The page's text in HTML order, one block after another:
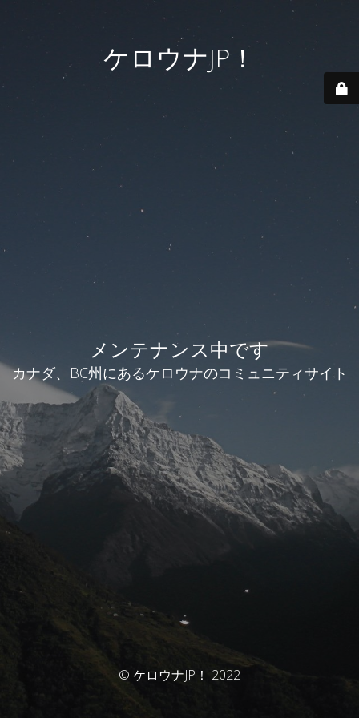
ケロウナJP！
メンテナンス中です
カナダ、BC州にあるケロウナのコミュニティサイト
© ケロウナJP！ 2022